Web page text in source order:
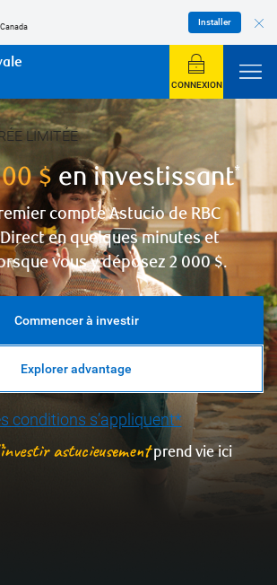
Installer
CONNEXION
pause
LIMITÉE
$en investissant*
compte Astucio de RBC
en quelques minutes et
vous y déposez 2 000 $.
Commencer à investir
Explorer advantage
conditions s’appliquent*
astucieusementprend vie ici